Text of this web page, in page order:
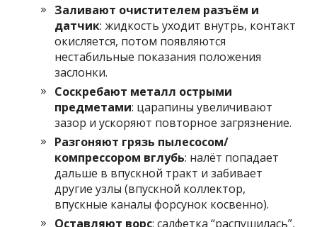
Заливают очистителем разъём и
датчик: жидкость уходит внутрь, контакт
окисляется, потом появляются
нестабильные показания положения
заслонки.
Соскребают металл острыми
предметами: царапины увеличивают
зазор и ускоряют повторное загрязнение.
Разгоняют грязь пылесосом/
компрессором вглубь: налёт попадает
дальше в впускной тракт и забивает
другие узлы (впускной коллектор,
впускные каналы форсунок косвенно).
Оставляют ворс: салфетка “распушилась”,